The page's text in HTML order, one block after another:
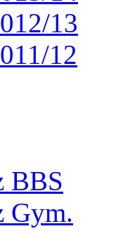
13
12
BBS
Gym.